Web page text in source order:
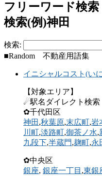
フリーワー
検索(例)神田
検索:
■Random 不動産用語集
イニシャルコスト(い
【対象エリア】
☄駅名ダイレクト検索
✿千代田区
神田 ,秋葉原,末広町,岩
川町,淡路町,御茶ノ水,
九段下,半蔵門,麹町,永
✿中央区
銀座, 銀座一丁目 ,東銀